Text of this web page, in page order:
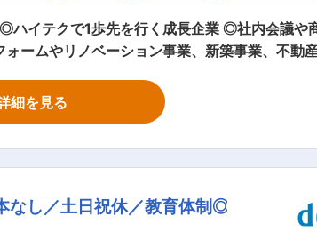
イテクで1歩先を行く成長企業 ◎社内会議や
・引渡し お客様へ施工が完了した物件を引渡
細を見る
なし／土日祝休／教育体制◎